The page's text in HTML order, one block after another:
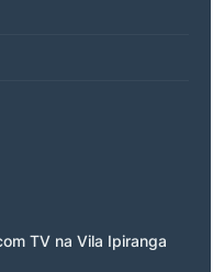
TV na Vila Ipiranga